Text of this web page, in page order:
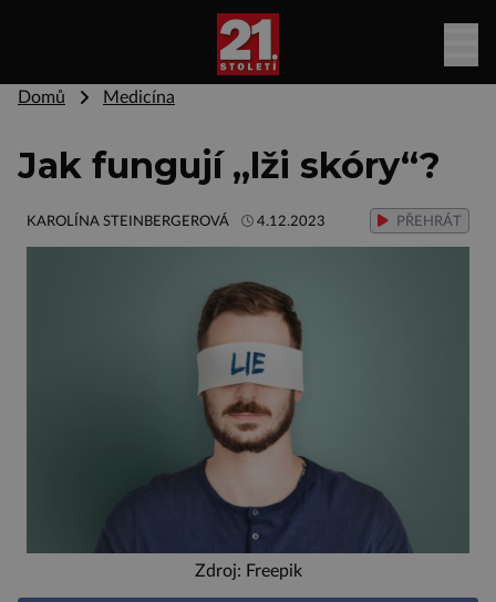
Domů Medicína
Jak fungují „lži skóry“?
KAROLÍNA STEINBERGEROVÁ 4.12.2023 PŘEHRÁT
Zdroj: Freepik